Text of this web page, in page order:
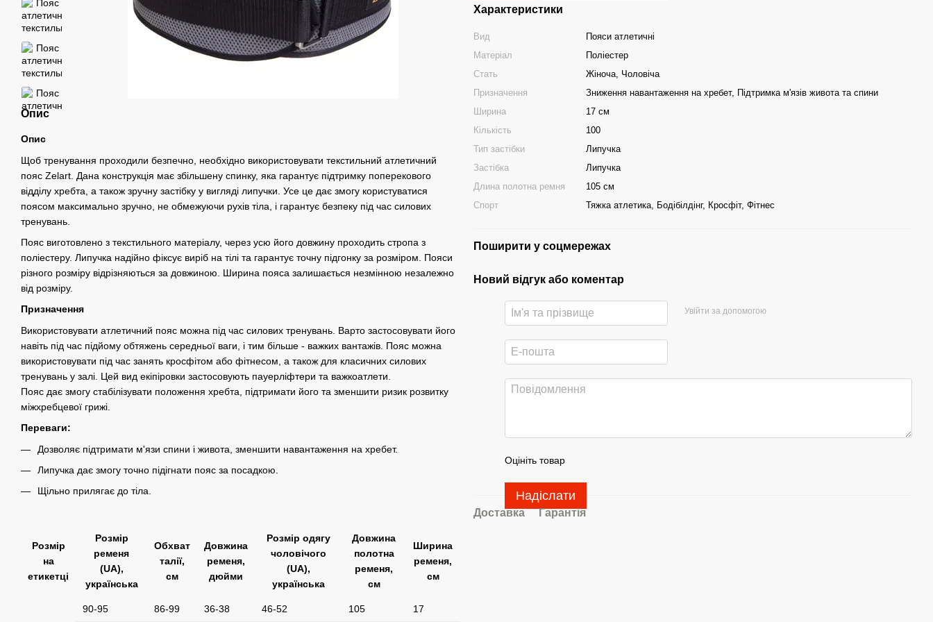
Опис
Опис
Щоб тренування проходили безпечно, необхідно використовувати текстильний атлетичний
пояс Zelart. Дана конструкція має збільшену спинку, яка гарантує підтримку поперекового
відділу хребта, а також зручну застібку у вигляді липучки. Усе це дає змогу користуватися
поясом максимально зручно, не обмежуючи рухів тіла, і гарантує безпеку під час силових
тренувань.
Пояс виготовлено з текстильного матеріалу, через усю його довжину проходить стропа з
поліестеру. Липучка надійно фіксує виріб на тілі та гарантує точну підгонку за розміром. Пояси
різного розміру відрізняються за довжиною. Ширина пояса залишається незмінною незалежно
від розміру.
Призначення
Використовувати атлетичний пояс можна під час силових тренувань. Варто застосовувати його
навіть під час підйому обтяжень середньої ваги, і тим більше - важких вантажів. Пояс можна
використовувати під час занять кросфітом або фітнесом, а також для класичних силових
тренувань у залі. Цей вид екіпіровки застосовують пауерліфтери та важкоатлети.
Пояс дає змогу стабілізувати положення хребта, підтримати його та зменшити ризик розвитку
міжхребцевої грижі.
Переваги:
Дозволяє підтримати м'язи спини і живота, зменшити навантаження на хребет.
Липучка дає змогу точно підігнати пояс за посадкою.
Щільно прилягає до тіла.
Розмір
на
етикетці
Розмір
ременя
(UA),
українська
Обхват
талії,
см
Довжина
ременя,
дюйми
Розмір одягу
чоловічого
(UA),
українська
Довжина
полотна
ременя,
см
Ширина
ременя,
см
90-95 86-99 36-38 46-52 105 17
Характеристики
Вид
Пояси атлетичні
Матеріал
Поліестер
Стать
Жіноча, Чоловіча
Призначення
Зниження навантаження на хребет, Підтримка м'язів живота та спини
Ширина
17 см
Кількість
100
Тип застібки
Липучка
Застібка
Липучка
Длина полотна ремня
105 см
Спорт
Тяжка атлетика, Бодібілдінг, Кросфіт, Фітнес
Поширити у соцмережах
Новий відгук або коментар
Увійти за допомогою
Оцініть товар
Надіслати
Доставка Гарантія